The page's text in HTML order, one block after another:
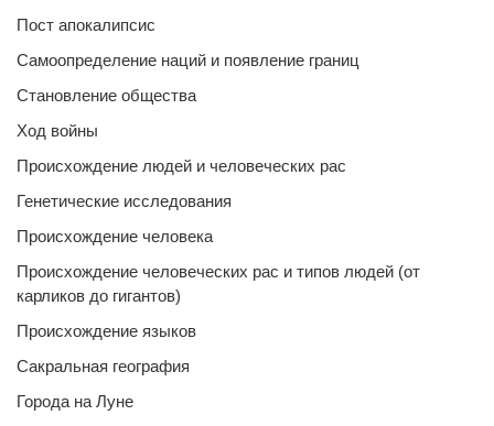
Пост апокалипсис
Самоопределение наций и появление границ
Становление общества
Ход войны
Происхождение людей и человеческих рас
Генетические исследования
Происхождение человека
Происхождение человеческих рас и типов людей (от
карликов до гигантов)
Происхождение языков
Сакральная география
Города на Луне